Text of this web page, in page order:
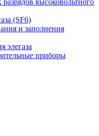
высоковольтного
(SF6)
и заполнения
элегаза
приборы